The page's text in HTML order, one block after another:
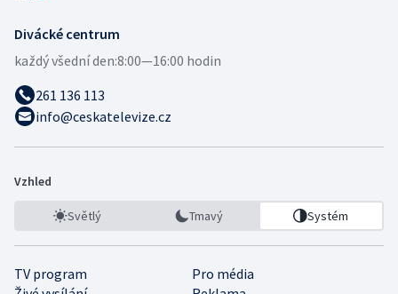
Divácké centrum
každý všední den:8:00—16:00 hodin
261 136 113
info@ceskatelevize.cz
Vzhled
Světlý Tmavý Systém
TV program
Pro média